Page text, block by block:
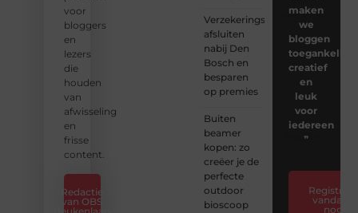
voor
bloggers
en
lezers
die
houden
van
afwisseling
en
frisse
content.
Redactie
van OBS
Verzekeringspakket
afsluiten
nabij Den
Bosch en
besparen
op premies
Buiten
beamer
kopen: zo
creëer je de
perfecte
outdoor
bioscoop
maken
we
bloggen
toegankelijk,
creatief
en
leuk
voor
iedereen
❞
Registreer
vandaag
nog